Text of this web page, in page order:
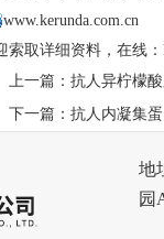
www.kerunda.com.cn
索取详细资料，在线：
上一篇： 抗人异柠檬
下一篇： 抗人内凝集
地
园